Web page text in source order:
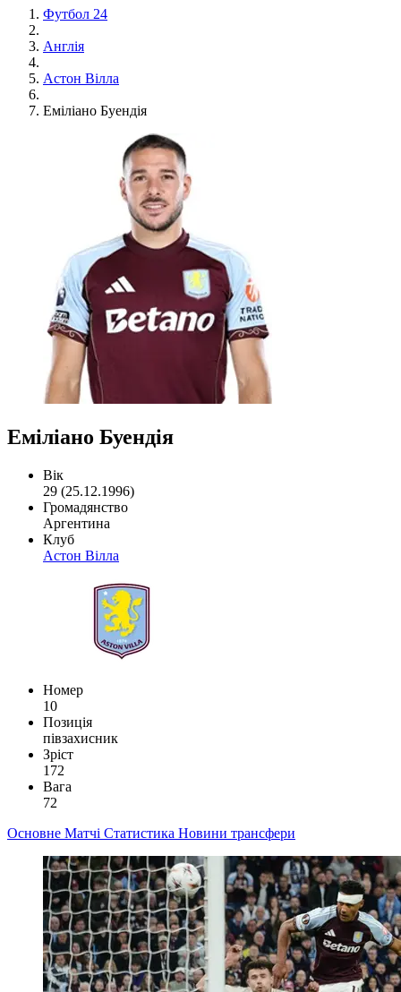
Футбол 24
Англія
Астон Вілла
Еміліано Буендія
Еміліано Буендія
Вік
29 (25.12.1996)
Громадянство
Аргентина
Клуб
Астон Вілла
Номер
10
Позиція
півзахисник
Зріст
172
Вага
72
Основне Матчі Статистика Новини трансфери